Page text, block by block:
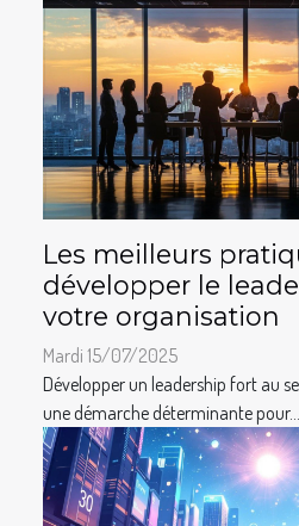
Les meilleurs
développer le
votre organisation
Mardi 15/07/2025
Développer un leadership fort au
une démarche déterminante pour...